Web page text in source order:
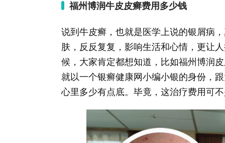
福州博润牛皮皮癣费用多少钱
说到牛皮癣，也就是医学上说的银屑病
肤，反反复复，影响生活和心情，更让
候，大家肯定都想知道，比如福州博润
就以一个银癣健康网小编小银的身份，
心里多少有点底。毕竟，这治疗费用可